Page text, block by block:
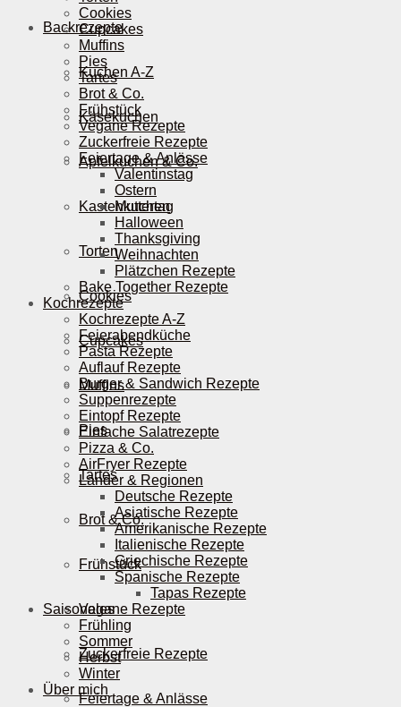
Backrezepte
Kuchen A-Z
Käsekuchen
Apfelkuchen & Co.
Kastenkuchen
Torten
Cookies
Cupcakes
Muffins
Pies
Tartes
Brot & Co.
Frühstück
Vegane Rezepte
Zuckerfreie Rezepte
Feiertage & Anlässe
Cookies
Cupcakes
Muffins
Pies
Tartes
Brot & Co.
Frühstück
Vegane Rezepte
Zuckerfreie Rezepte
Feiertage & Anlässe
Valentinstag
Ostern
Muttertag
Halloween
Thanksgiving
Weihnachten
Plätzchen Rezepte
Bake Together Rezepte
Kochrezepte
Kochrezepte A-Z
Feierabendküche
Pasta Rezepte
Auflauf Rezepte
Burger & Sandwich Rezepte
Suppenrezepte
Eintopf Rezepte
Einfache Salatrezepte
Pizza & Co.
AirFryer Rezepte
Länder & Regionen
Deutsche Rezepte
Asiatische Rezepte
Amerikanische Rezepte
Italienische Rezepte
Griechische Rezepte
Spanische Rezepte
Tapas Rezepte
Saisonales
Frühling
Sommer
Herbst
Winter
Über mich